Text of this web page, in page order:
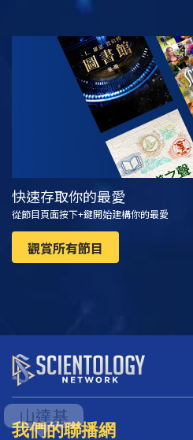
觀看
快速存取你的最愛
從節目頁面按下+鍵開始建構你的最愛
觀賞所有節目
我們的聯播網